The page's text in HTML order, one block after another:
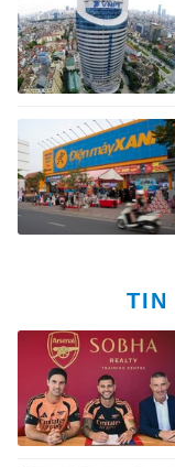
TIN